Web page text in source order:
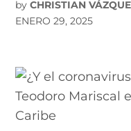
by CHRISTIAN
ENERO 29, 2025